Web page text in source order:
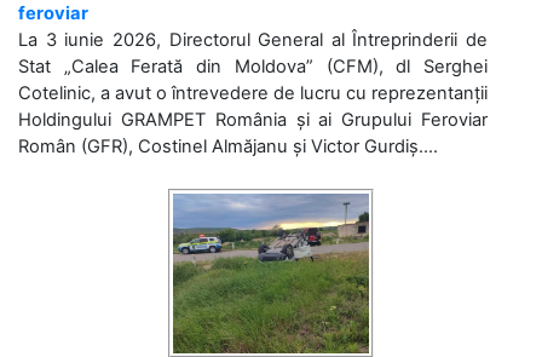
feroviar
La 3 iunie 2026, Directorul General al Întreprinderii de
Stat „Calea Ferată din Moldova” (CFM), dl Serghei
Cotelinic, a avut o întrevedere de lucru cu reprezentanții
Holdingului GRAMPET România și ai Grupului Feroviar
Român (GFR), Costinel Almăjanu și Victor Gurdiș....